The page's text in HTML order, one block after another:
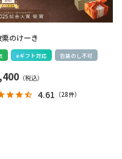
のけーき
eギフト対応 包装のし不可
4.61 （28件）